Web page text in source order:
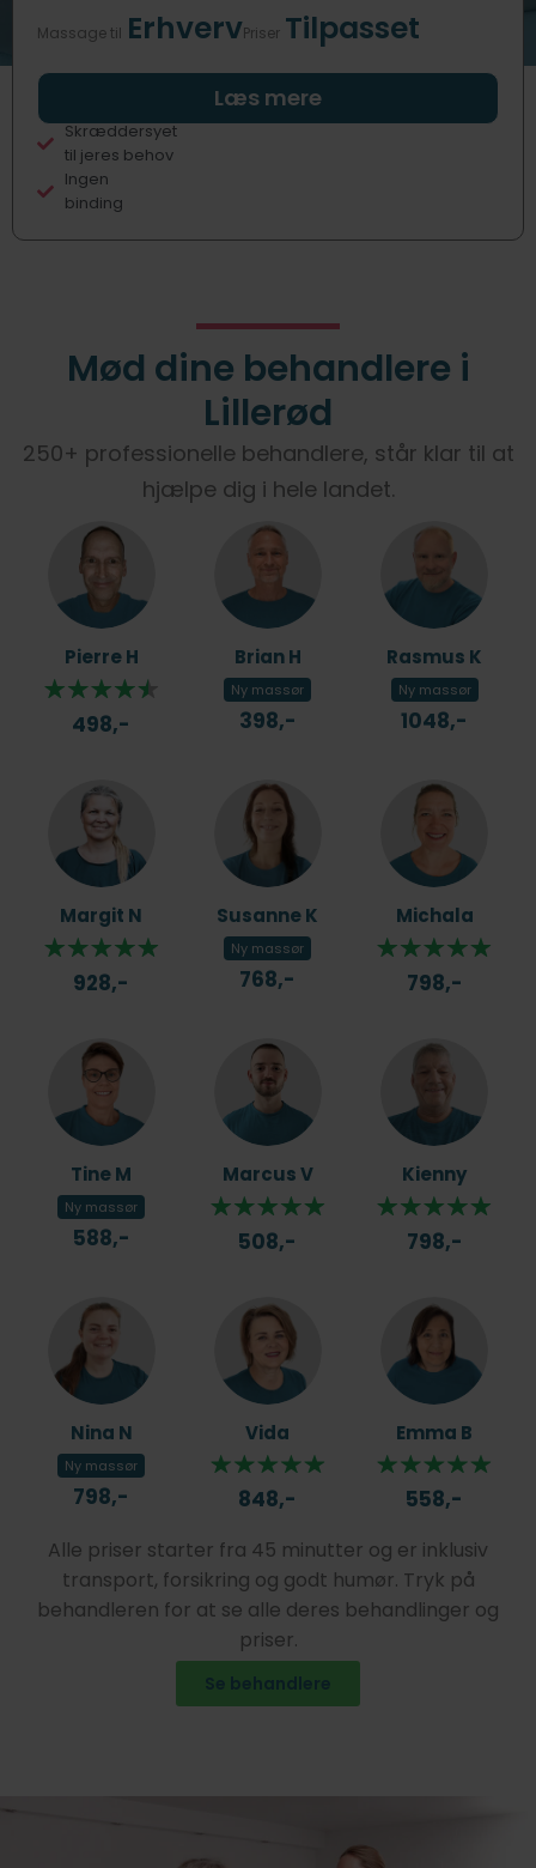
Massage til ErhvervPriser Tilpasset
Skræddersyet
til jeres behov
Ingen
binding
Læs mere
Mød dine behandlere i
Lillerød
250+ professionelle behandlere, står klar til at
hjælpe dig i hele landet.
Pierre H
498,-
Brian H
Ny massør
398,-
Rasmus K
Ny massør
1048,-
Margit N
928,-
Susanne K
Ny massør
768,-
Michala
798,-
Tine M
Ny massør
588,-
Marcus V
508,-
Kienny
798,-
Nina N
Ny massør
798,-
Vida
848,-
Emma B
558,-
Alle priser starter fra 45 minutter og er inklusiv
transport, forsikring og godt humør. Tryk på
behandleren for at se alle deres behandlinger og
priser.
Se behandlere